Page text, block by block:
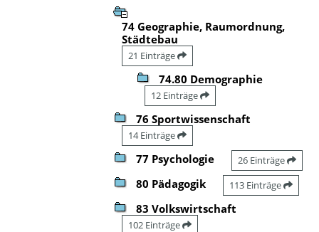
74 Geographie, Raumordnung,
Städtebau
21 Einträge
74.80 Demographie
12 Einträge
76 Sportwissenschaft
14 Einträge
77 Psychologie 26 Einträge
80 Pädagogik 113 Einträge
83 Volkswirtschaft
102 Einträge